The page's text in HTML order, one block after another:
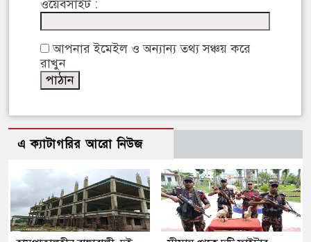
ওয়েবসাইট :
আপনার ইমেইল ও অন্যান্য তথ্য সঞ্চয় করে
রাখুন
এ ক্যাটাগরির আরো নিউজ